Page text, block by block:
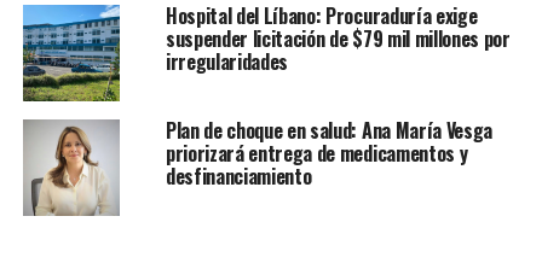
Hospital del Líbano: Procuraduría exige
suspender licitación de $79 mil millones por
irregularidades
Plan de choque en salud: Ana María Vesga
priorizará entrega de medicamentos y
desfinanciamiento